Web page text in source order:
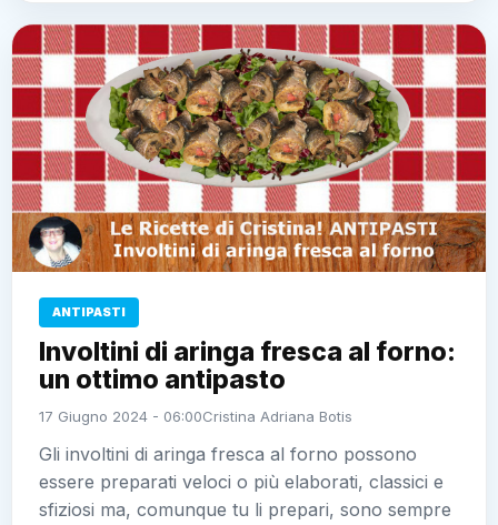
ANTIPASTI
Involtini di aringa fresca al forno:
un ottimo antipasto
17 Giugno 2024 - 06:00Cristina Adriana Botis
Gli involtini di aringa fresca al forno possono
essere preparati veloci o più elaborati, classici e
sfiziosi ma, comunque tu li prepari, sono sempre